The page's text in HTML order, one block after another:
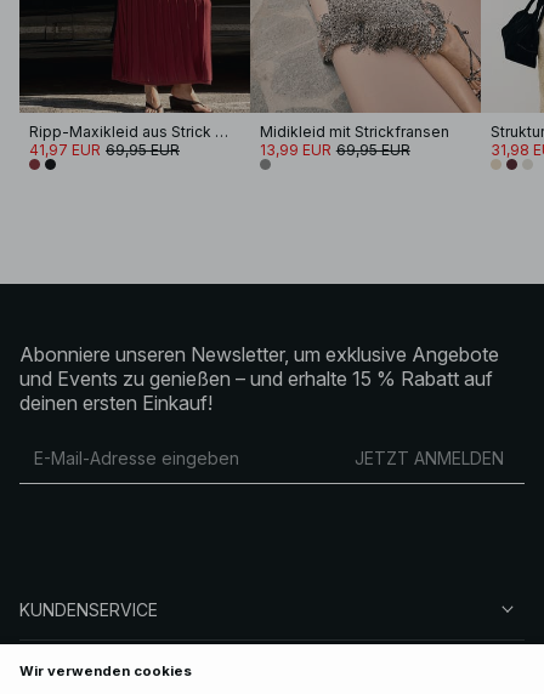
Ripp-Maxikleid aus Strick mit Rundhalsausschnitt
41,97 EUR 69,95 EUR
Midikleid mit Strickfransen
13,99 EUR 69,95 EUR 31,98
Abonniere unseren Newsletter, um exklusive Angebote
und Events zu genießen – und erhalte 15 % Rabatt auf
deinen ersten Einkauf!
JETZT ANMELDEN
KUNDENSERVICE
ÜBER NA-KD